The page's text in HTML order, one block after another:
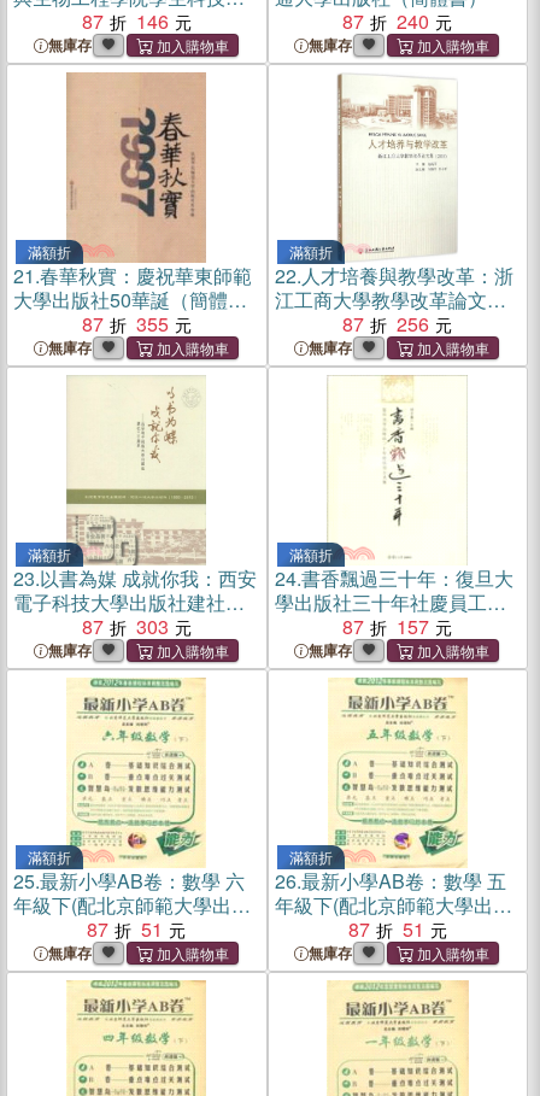
文集（簡體書）
87 146
無庫存
87
240
無庫存
滿額折
21.春華秋實：慶祝華東師範
大學出版社50華誕（簡體
87 355
無庫存
滿額折
22.人才培養與教學改革：浙
江工商大學教學改革論文集
(2015)（簡體書）
87 256
無庫存
滿額折
23.以書為媒 成就你我：西安
電子科技大學出版社建社三
十周年（簡體書）
87 303
無庫存
滿額折
24.書香飄過三十年：復旦大
學出版社三十年社慶員工文
集（簡體書）
87 157
無庫存
滿額折
25.最新小學AB卷：數學 六
年級下(配北京師範大學出版
社實驗教科書)（簡體書）
87 51
無庫存
滿額折
26.最新小學AB卷：數學 五
年級下(配北京師範大學出版
社實驗教科書)（簡體書）
87 51
無庫存